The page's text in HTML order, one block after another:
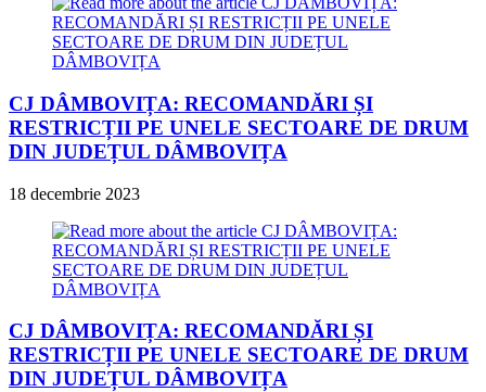
CJ DÂMBOVIȚA: RECOMANDĂRI ȘI
RESTRICȚII PE UNELE SECTOARE DE DRUM
DIN JUDEȚUL DÂMBOVIȚA
18 decembrie 2023
CJ DÂMBOVIȚA: RECOMANDĂRI ȘI
RESTRICȚII PE UNELE SECTOARE DE DRUM
DIN JUDEȚUL DÂMBOVIȚA